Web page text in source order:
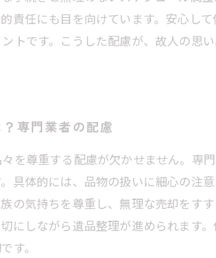
責任にも目を向けています。安心し
トです。こうした配慮が、故人の思
専門業者の配慮
を尊重する配慮が欠かせません。専
具体的には、品物の扱いに細心の注
の気持ちを尊重し、無理な売却をす
にしながら遺品整理が進められます
す。